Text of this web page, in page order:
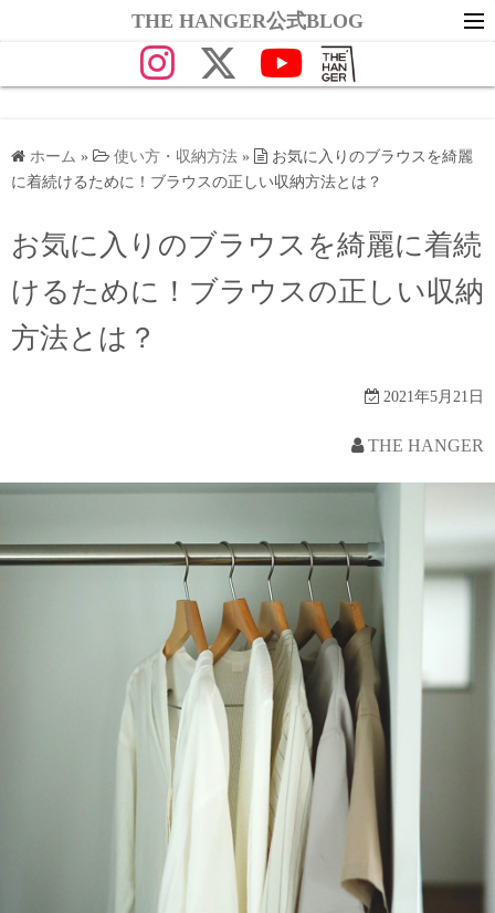
ン
へ
ス
ッ
THE HANGER公式BLOG
ホーム » 使い方・収納方法 »
お気に入りのブラウスを綺麗
に着続けるために！ブラウスの正しい収納方法とは？
お気に入りのブラウスを綺麗に着続
けるために！ブラウスの正しい収納
方法とは？
2021年5月21日
THE HANGER